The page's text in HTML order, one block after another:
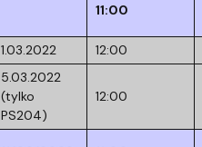
11:00
1.03.2022 12:00
5.03.2022
(tylko
PS204)
12:00